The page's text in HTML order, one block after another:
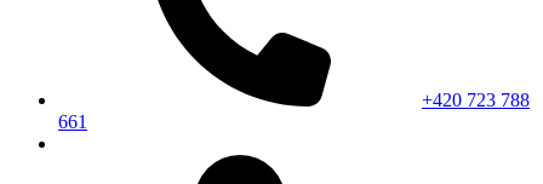
+420 723 788
661